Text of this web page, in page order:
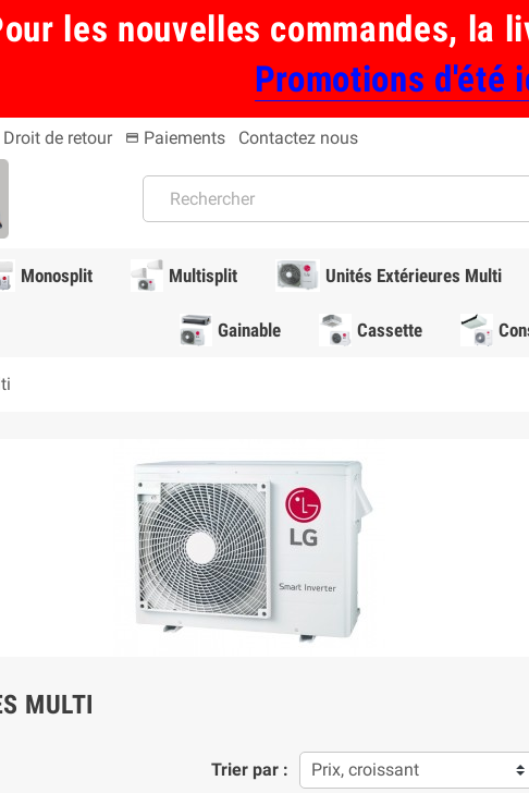
les nouvelles commandes, la
Promotions d'été
Droit de retour payment Paiements Contactez nous
Monosplit Multisplit Unités Extérieures Multi
Gainable Cassette
MULTI
Trier par : Prix, croissant